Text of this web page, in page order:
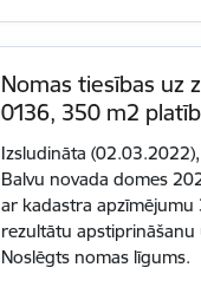
Nomas tiesības uz
0136, 350 m2
Izsludināta
Balvu novada domes
ar kadastra apzīmējumu
rezultātu apstiprināšanu
Noslēgts nomas līgums.